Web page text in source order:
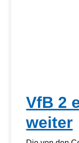
VfB 2
weiter